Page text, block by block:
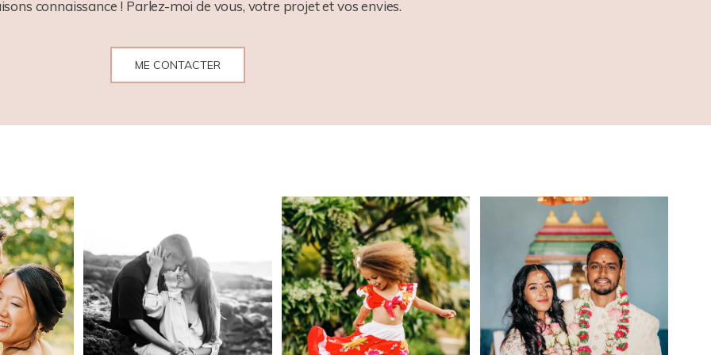
connaissance ! Parlez-moi de vous, votre projet et vos envies.
ME CONTACTER